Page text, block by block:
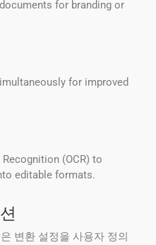
for branding or
for improved
(OCR) to
editable formats.
변환 설정을 사용자 정의